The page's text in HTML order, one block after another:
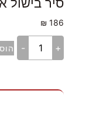
186
₪
+
-